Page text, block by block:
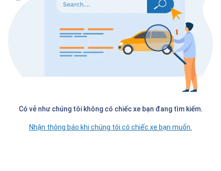
Có vẻ như chúng tôi không có chiếc xe bạn đang tìm kiếm.
Nhận thông báo khi chúng tôi có chiếc xe bạn muốn.